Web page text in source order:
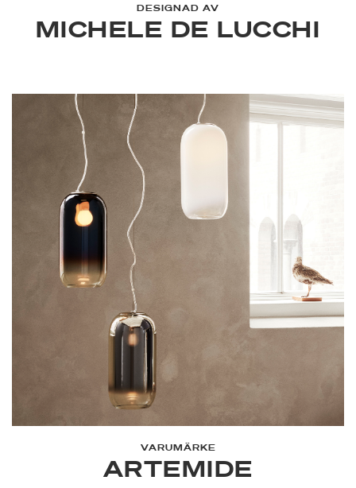
DESIGNAD AV
MICHELE DE LUCCHI
VARUMÄRKE
ARTEMIDE